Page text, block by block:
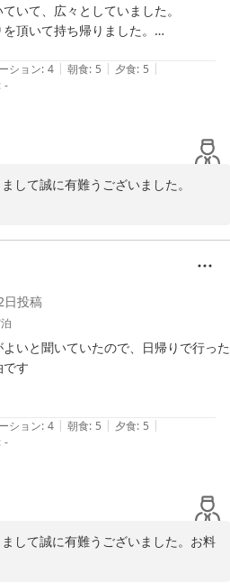
いて、広々としていました。
頂いて持ち帰りました。
トパフォーマンス的にはお勧めです。
ション: 4 | 朝食: 5 | 夕食: 5 |
: -
して誠に有難うございました。
に「お勧めの宿」と感じていただけ
た。
投稿
いと聞いていたので、日帰りで行った
す
かったが、お部屋自体は川の側でよか
ション: 4 | 朝食: 5 | 夕食: 5 |
: -
して誠に有難うございました。お料
様で嬉しく思います。どうぞまたの